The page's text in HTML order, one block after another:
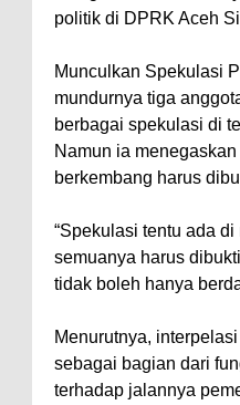
politik di DPRK Aceh
Munculkan Spekulasi
mundurnya tiga
berbagai spekulasi di
Namun ia
berkembang harus
“Spekulasi tentu ada
semuanya harus
tidak boleh hanya
Menurutnya,
sebagai bagian dari
terhadap jalannya